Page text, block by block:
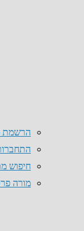
הרשמת
חיפוש
מורה